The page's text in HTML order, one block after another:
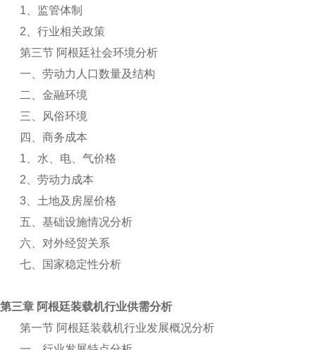
1 、监管体制
2 、行业相关政策
第三节 阿根廷社会环境分析
一、劳动力人口数量及结构
二、金融环境
三、风俗环境
四、商务成本
1 、水、电、气价格
2 、劳动力成本
3 、土地及房屋价格
五、基础设施情况分析
六、对外经贸关系
七、国家稳定性分析
第三章 阿根廷装载机行业供需分析
第一节 阿根廷装载机行业发展概况分析